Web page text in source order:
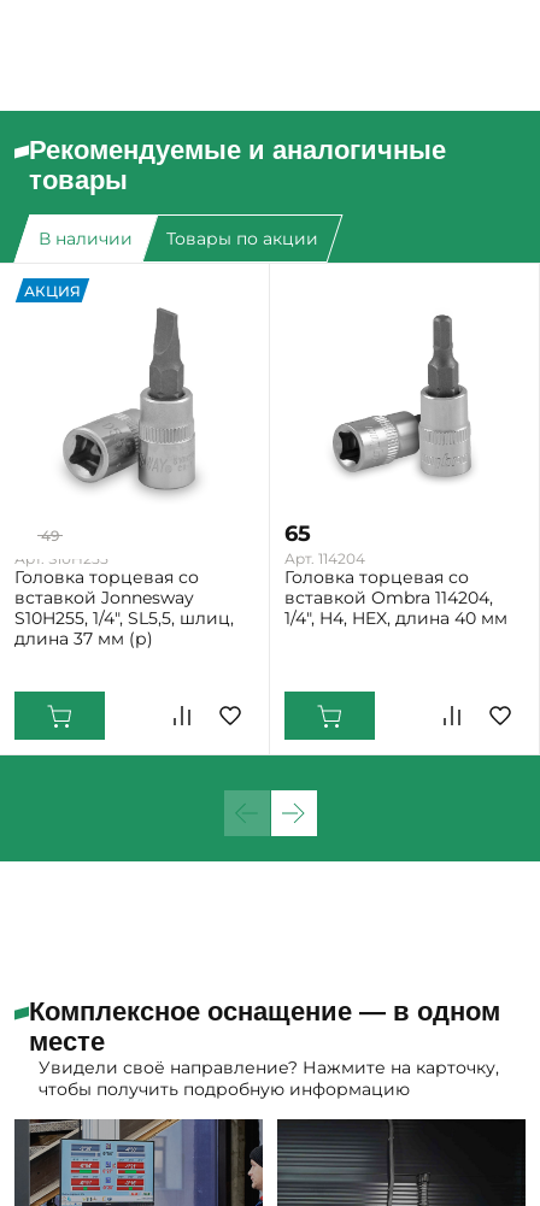
Рекомендуемые и аналогичные
товары
В наличии Товары по акции
АКЦИЯ
3949-20%
Арт. S10H255
Головка торцевая со
вставкой Jonnesway
S10H255, 1/4", SL5,5, шлиц,
длина 37 мм (р)
65
Арт. 114204
Головка торцевая со
вставкой Ombra 114204,
1/4", H4, HEX, длина 40 мм
Комплексное оснащение — в одном
месте
Увидели своё направление? Нажмите на карточку,
чтобы получить подробную информацию